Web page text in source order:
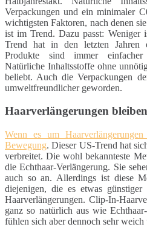
Verpackungen und ein minimaler
wichtigsten Faktoren, nach denen
ist im Trend. Dazu passt: Weniger
Trend hat in den letzten Jahren
Produkte sind immer
Natürliche Inhaltsstoffe ohne
beliebt. Auch die Verpackungen
umweltfreundlicher geworden.
Haarverlängerungen
Wenn es um
Bewegung. Dieser US-Trend hat
verbreitet. Die wohl bekannteste
die Echthaar-Verlängerung. Sie
auch so an. Allerdings ist diese
diejenigen, die es etwas
Haarverlängerungen. Clip-In-
ganz so natürlich aus wie
fühlen sich aber dennoch sehr weich